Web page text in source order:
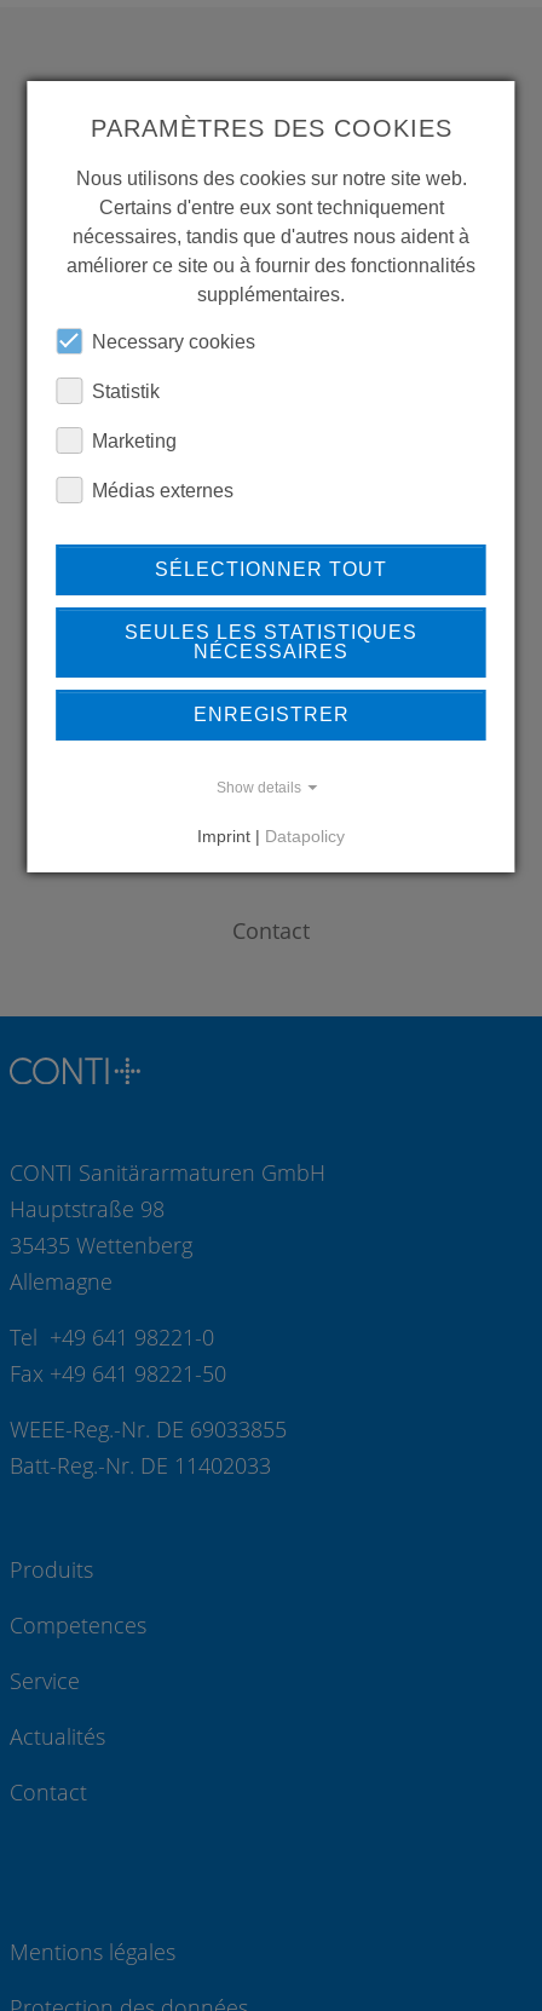
MORE PRODUCTS?
Back to overview
REFERENCES
DO YOU HAVE QUESTIONS?
Contact
CONTI Sanitärarmaturen GmbH
Hauptstraße 98
35435 Wettenberg
Allemagne
Tel +49 641 98221-0
Fax +49 641 98221-50
WEEE-Reg.-Nr. DE 69033855
Batt-Reg.-Nr. DE 11402033
Produits
Competences
Service
Actualités
Contact
Mentions légales
PARAMÈTRES DES COOKIES
Nous utilisons des cookies sur notre site web.
Certains d'entre eux sont techniquement
nécessaires, tandis que d'autres nous aident à
améliorer ce site ou à fournir des fonctionnalités
supplémentaires.
Necessary cookies
Statistik
Marketing
Médias externes
SÉLECTIONNER TOUT
SEULES LES STATISTIQUES
NÉCESSAIRES
ENREGISTRER
Show details
Imprint | Datapolicy